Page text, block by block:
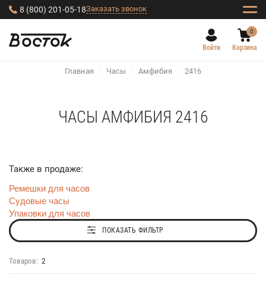
8 (800) 201-05-18Заказать звонок
Войти
0
Корзина
Главная / Часы / Амфибия / 2416
ЧАСЫ АМФИБИЯ 2416
Также в продаже:
Ремешки для часов
Судовые часы
Упаковки для часов
ПОКАЗАТЬ ФИЛЬТР
Товаров: 2